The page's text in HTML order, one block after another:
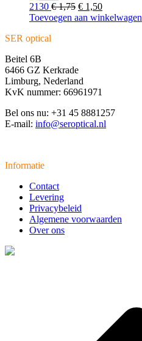
€ 2,00.€ 1,75.
2130 €1,75 Oorspronkelijke
prijs
€ 1,50Huidige
prijs
Toevoegen aan winkelwagen
SER optical
Beitel 6B
6466 GZ Kerkrade
Limburg, Nederland
KvK nummer: 66961971
Bel ons nu: +31 45 8881257
E-mail: info@seroptical.nl
Informatie
Contact
Levering
Privacybeleid
Algemene voorwaarden
Over ons